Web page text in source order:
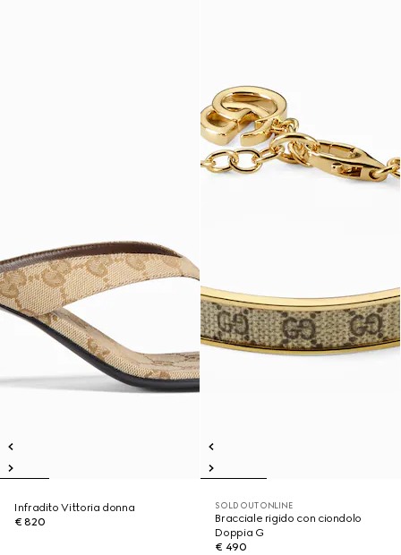
Infradito Vittoria donna
€ 820
SOLD OUT ONLINE
Bracciale rigido con ciondolo
Doppia G
€ 490